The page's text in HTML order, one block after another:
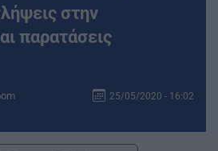
στην
παρατάσεις
25/05/2020 - 16:02